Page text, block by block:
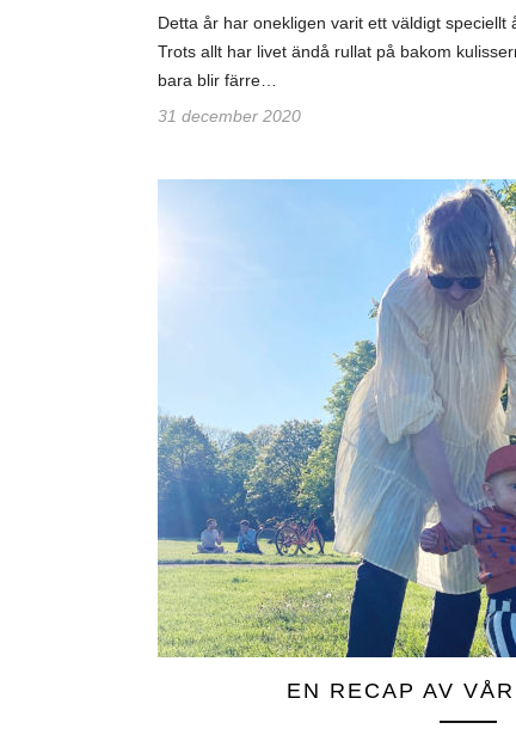
Detta år har onekligen varit ett väldigt speciellt
Trots allt har livet ändå rullat på bakom
bara blir färre…
31 december 2020
EN RECAP AV